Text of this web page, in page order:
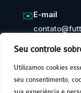
Seu controle
Utilizamos cookies
seu consentimento,
✉️E-mail
⚡Resposta em